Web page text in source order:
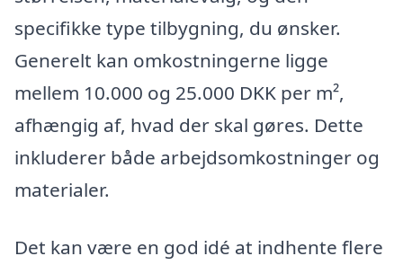
specifikke type tilbygning, du ønsker.
Generelt kan omkostningerne ligge
mellem 10.000 og 25.000 DKK per m²,
afhængig af, hvad der skal gøres. Dette
inkluderer både arbejdsomkostninger og
materialer.
Det kan være en god idé at indhente flere